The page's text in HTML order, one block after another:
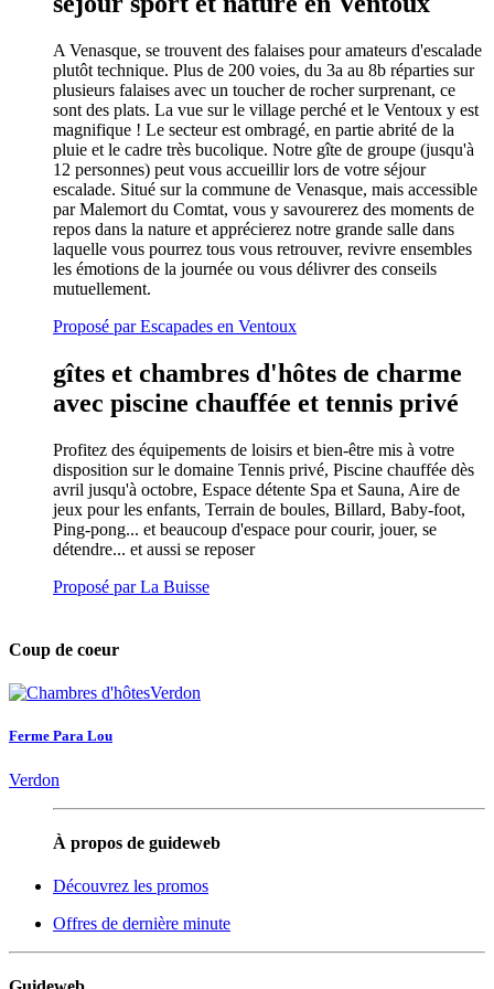
A Venasque, se trouvent des falaises pour amateurs d'escalade
plutôt technique. Plus de 200 voies, du 3a au 8b réparties sur
plusieurs falaises avec un toucher de rocher surprenant, ce
sont des plats. La vue sur le village perché et le Ventoux y est
magnifique ! Le secteur est ombragé, en partie abrité de la
pluie et le cadre très bucolique. Notre gîte de groupe (jusqu'à
12 personnes) peut vous accueillir lors de votre séjour
escalade. Situé sur la commune de Venasque, mais accessible
par Malemort du Comtat, vous y savourerez des moments de
repos dans la nature et apprécierez notre grande salle dans
laquelle vous pourrez tous vous retrouver, revivre ensembles
les émotions de la journée ou vous délivrer des conseils
mutuellement.
Proposé par Escapades en Ventoux
gîtes et chambres d'hôtes de charme
avec piscine chauffée et tennis privé
Profitez des équipements de loisirs et bien-être mis à votre
disposition sur le domaine Tennis privé, Piscine chauffée dès
avril jusqu'à octobre, Espace détente Spa et Sauna, Aire de
jeux pour les enfants, Terrain de boules, Billard, Baby-foot,
Ping-pong... et beaucoup d'espace pour courir, jouer, se
détendre... et aussi se reposer
Proposé par La Buisse
Coup de coeur
Ferme Para Lou
Verdon
À propos de guideweb
Découvrez les promos
Offres de dernière minute